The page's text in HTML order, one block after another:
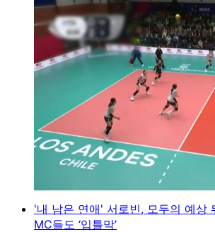
'내 남은 연애' 서로빈, 모두의 예상
MC들도 ‘입틀막’